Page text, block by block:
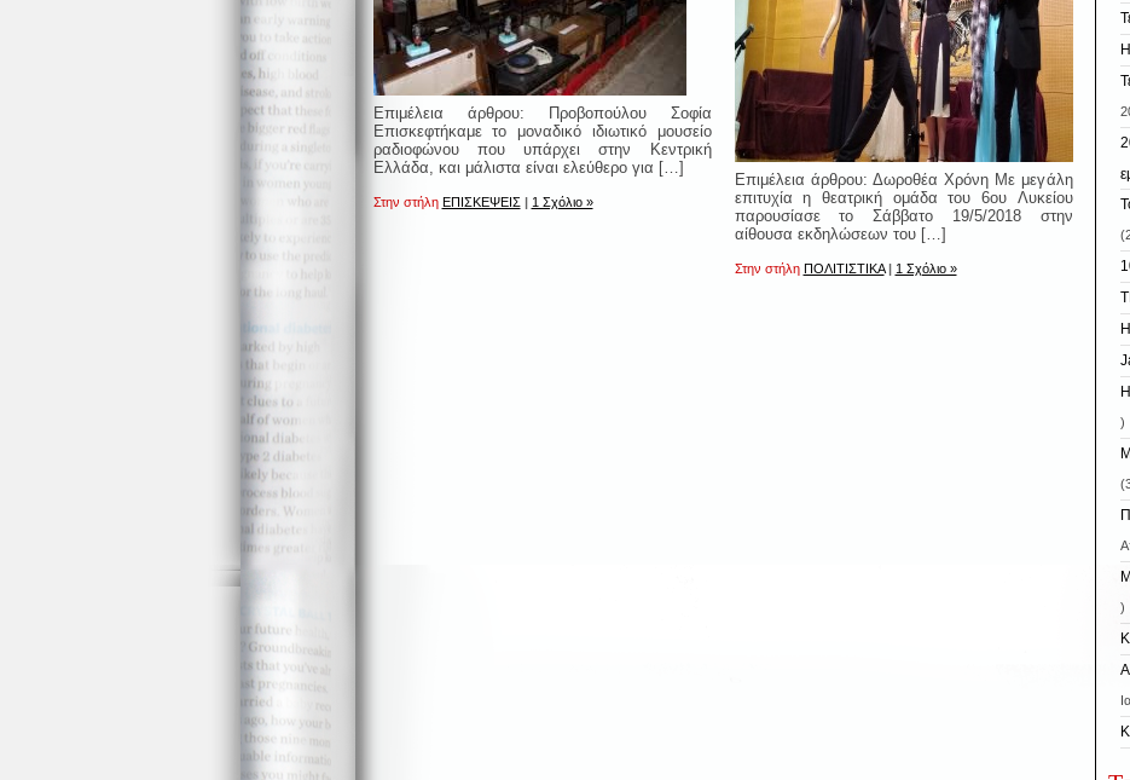
Επιμέλεια άρθρου: Προβοπούλου Σοφία
Επισκεφτήκαμε το μοναδικό ιδιωτικό μουσείο
ραδιοφώνου που υπάρχει στην Κεντρική
Ελλάδα, και μάλιστα είναι ελεύθερο για […]
Στην στήλη ΕΠΙΣΚΕΨΕΙΣ | 1 Σχόλιο »
Επιμέλεια άρθρου: Δωροθέα Χρόνη Με μεγάλη
επιτυχία η θεατρική ομάδα του 6ου Λυκείου
παρουσίασε το Σάββατο 19/5/2018 στην
αίθουσα εκδηλώσεων του […]
Στην στήλη ΠΟΛΙΤΙΣΤΙΚΑ | 1 Σχόλιο »
)
)